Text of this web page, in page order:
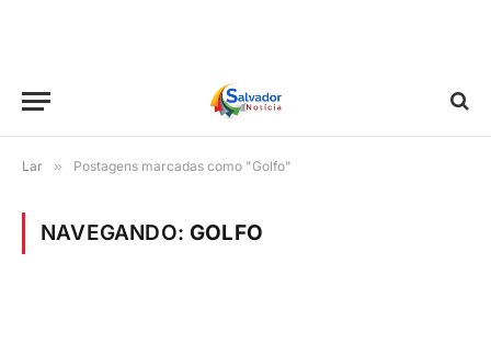
Lar » Postagens marcadas como "Golfo"
NAVEGANDO: GOLFO